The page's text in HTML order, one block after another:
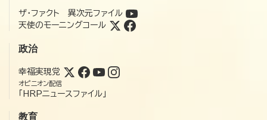
ザ・ファクト 異次元ファイル
天使のモーニングコール
政治
幸福実現党
オピニオン配信
「HRPニュースファイル」
教育